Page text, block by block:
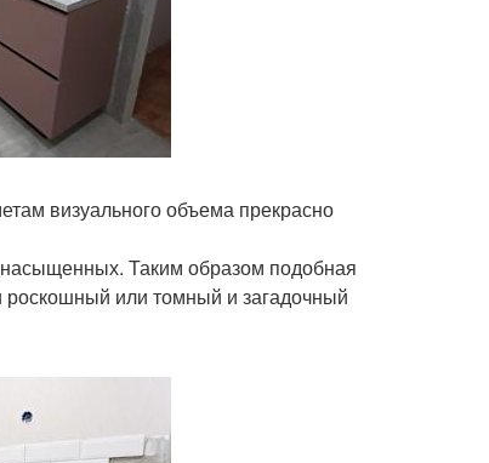
визуального объема прекрасно
насыщенных. Таким образом подобная
роскошный или томный и загадочный